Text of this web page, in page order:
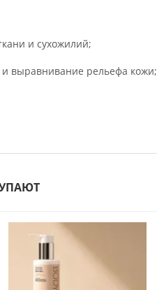
и сухожилий;
выравнивание рельефа кожи;